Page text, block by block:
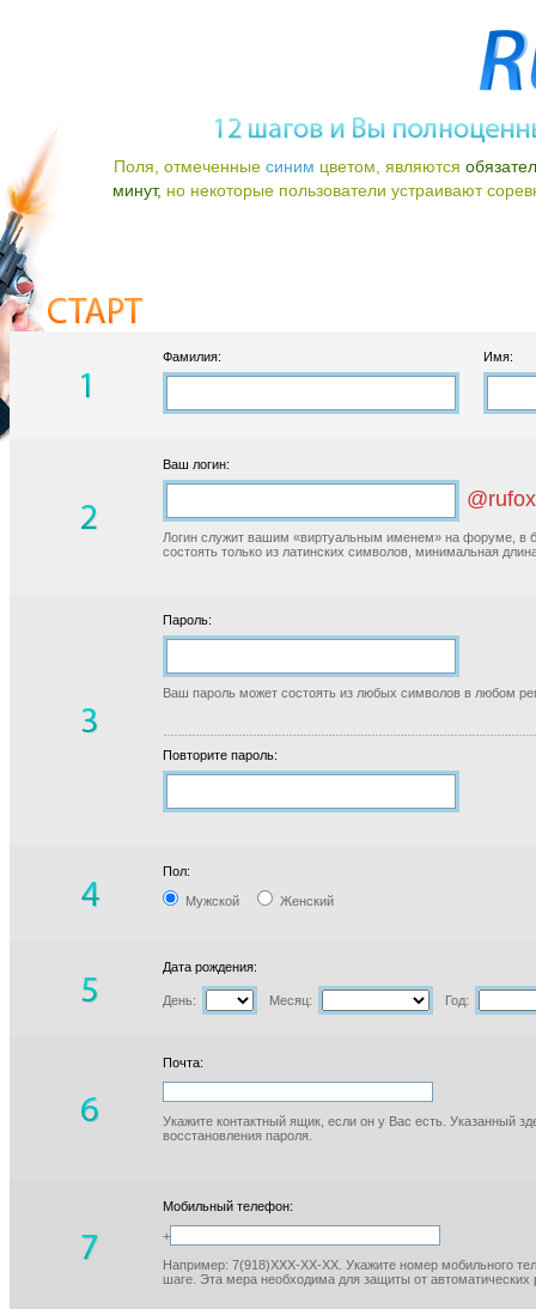
Поля, отмеченные синим цветом, являются
минут, но некоторые пользователи устраивают
Фамилия: Имя:
Ваш логин:
Логин служит вашим «виртуальным именем» на форуме, в
состоять только из латинских символов, минимальная
Пароль:
Ваш пароль может состоять из любых символов в любом
Повторите пароль:
Пол:
Мужской Женский
Дата рождения:
День: Месяц: Год:
Почта:
Укажите контактный ящик, если он у Вас есть. Указанный
восстановления пароля.
Мобильный телефон:
+
Например: 7(918)XXX-XX-XX. Укажите номер мобильного
шаге. Эта мера необходима для защиты от автоматических